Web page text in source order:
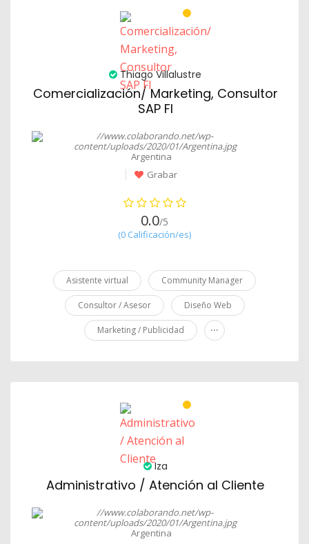
Thiago Villalustre
Comercialización/ Marketing, Consultor
SAP FI
Argentina
Grabar
0.0/5
(0 Calificación/es)
Asistente virtual Community Manager
Consultor / Asesor Diseño Web
Marketing / Publicidad ...
Iza
Administrativo / Atención al Cliente
Argentina